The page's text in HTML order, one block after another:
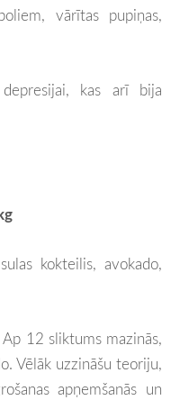
vārītas pupiņas,
kas arī bija
kokteilis, avokado,
12 sliktums mazinās,
Vēlāk uzzināšu teoriju,
apņemšanās un